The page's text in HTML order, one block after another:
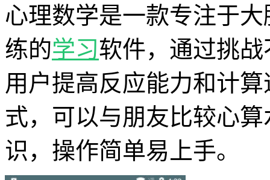
心理数学是一款专注于
练的学习软件，通过挑
用户提高反应能力和计
式，可以与朋友比较心
识，操作简单易上手。